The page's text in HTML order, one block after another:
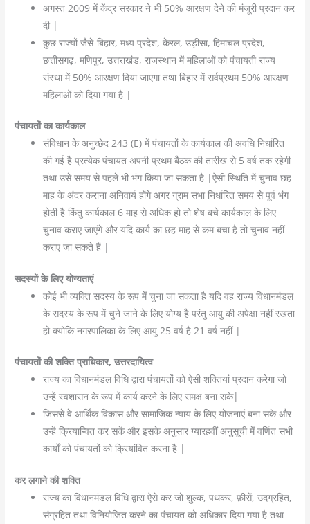
अगस्त 2009 में केंद्र सरकार ने भी 50% आरक्षण देने की मंजूरी प्रदान कर
दी |
कुछ राज्यों जैसे-बिहार, मध्य प्रदेश, केरल, उड़ीसा, हिमाचल प्रदेश,
छत्तीसगढ़, मणिपुर, उत्तराखंड, राजस्थान में महिलाओं को पंचायती राज्य
संस्था में 50% आरक्षण दिया जाएगा तथा बिहार में सर्वप्रथम 50% आरक्षण
महिलाओं को दिया गया है |
पंचायतों का कार्यकाल
संविधान के अनुच्छेद 243 (E) में पंचायतों के कार्यकाल की अवधि निर्धारित
की गई है प्रत्येक पंचायत अपनी प्रथम बैठक की तारीख से 5 वर्ष तक रहेगी
तथा उसे समय से पहले भी भंग किया जा सकता है |ऐसी स्थिति में चुनाव छह
माह के अंदर कराना अनिवार्य होंगे अगर ग्राम सभा निर्धारित समय से पूर्व भंग
होती है किंतु कार्यकाल 6 माह से अधिक हो तो शेष बचे कार्यकाल के लिए
चुनाव कराए जाएंगे और यदि कार्य का छह माह से कम बचा है तो चुनाव नहीं
कराए जा सकते हैं |
सदस्यों के लिए योग्यताएं
कोई भी व्यक्ति सदस्य के रूप में चुना जा सकता है यदि वह राज्य विधानमंडल
के सदस्य के रूप में चुने जाने के लिए योग्य है परंतु आयु की अपेक्षा नहीं रखता
हो क्योंकि नगरपालिका के लिए आयु 25 वर्ष है 21 वर्ष नहीं |
पंचायतों की शक्ति प्राधिकार, उत्तरदायित्व
राज्य का विधानमंडल विधि द्वारा पंचायतों को ऐसी शक्तियां प्रदान करेगा जो
उन्हें स्वशासन के रूप में कार्य करने के लिए समक्ष बना सके|
जिससे वे आर्थिक विकास और सामाजिक न्याय के लिए योजनाएं बना सके और
उन्हें क्रियान्वित कर सकें और इसके अनुसार ग्यारहवीं अनुसूची में वर्णित सभी
कार्यों को पंचायतों को क्रियांवित करना है |
कर लगाने की शक्ति
राज्य का विधानमंडल विधि द्वारा ऐसे कर जो शुल्क, पथकर, फ़ीसें, उदग्रहित,
संग्रहित तथा विनियोजित करने का पंचायत को अधिकार दिया गया है तथा